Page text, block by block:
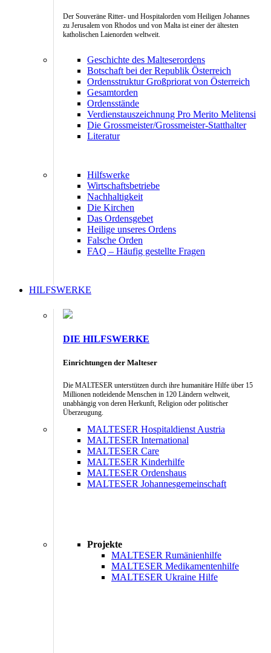
Der Souveräne Ritter- und Hospitalorden vom Heiligen Johannes
zu Jerusalem von Rhodos und von Malta ist einer der ältesten
katholischen Laienorden weltweit.
Geschichte des Malteserordens
Botschaft bei der Republik Österreich
Ordensstruktur Großpriorat von Österreich
Gesamtorden
Ordensstände
Verdienstauszeichnung Pro Merito Melitensi
Die Grossmeister/Grossmeister-Statthalter
Literatur
Hilfswerke
Wirtschaftsbetriebe
Nachhaltigkeit
Die Kirchen
Das Ordensgebet
Heilige unseres Ordens
Falsche Orden
FAQ – Häufig gestellte Fragen
HILFSWERKE
DIE HILFSWERKE
Einrichtungen der Malteser
Die MALTESER unterstützen durch ihre humanitäre Hilfe über 15
Millionen notleidende Menschen in 120 Ländern weltweit,
unabhängig von deren Herkunft, Religion oder politischer
Überzeugung.
MALTESER Hospitaldienst Austria
MALTESER International
MALTESER Care
MALTESER Kinderhilfe
MALTESER Ordenshaus
MALTESER Johannesgemeinschaft
Projekte
MALTESER Rumänienhilfe
MALTESER Medikamentenhilfe
MALTESER Ukraine Hilfe